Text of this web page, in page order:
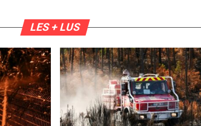
LES + LUS